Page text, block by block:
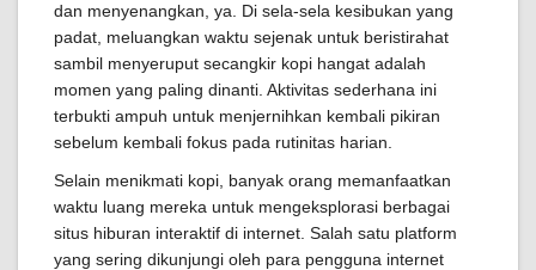
dan menyenangkan, ya. Di sela-sela kesibukan yang
padat, meluangkan waktu sejenak untuk beristirahat
sambil menyeruput secangkir kopi hangat adalah
momen yang paling dinanti. Aktivitas sederhana ini
terbukti ampuh untuk menjernihkan kembali pikiran
sebelum kembali fokus pada rutinitas harian.
Selain menikmati kopi, banyak orang memanfaatkan
waktu luang mereka untuk mengeksplorasi berbagai
situs hiburan interaktif di internet. Salah satu platform
yang sering dikunjungi oleh para pengguna internet